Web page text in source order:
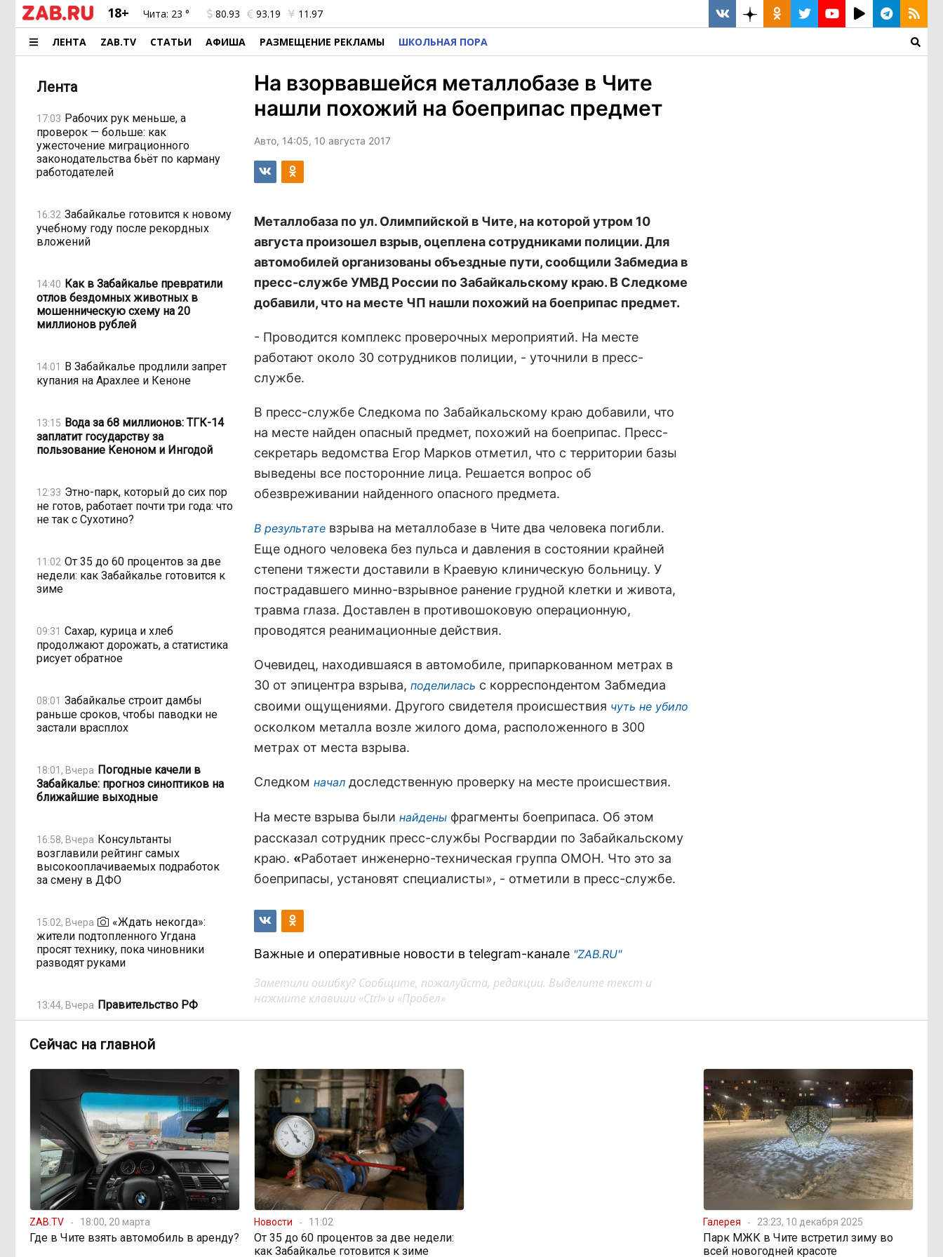
18+ Чита: 23 ° 80.93 93.19 11.97
ЛЕНТА ZAB.TV СТАТЬИ АФИША РАЗМЕЩЕНИЕ РЕКЛАМЫ ШКОЛЬНАЯ ПОРА
Лента
17:03 Рабочих рук меньше, а
проверок — больше: как
ужесточение миграционного
законодательства бьёт по карману
работодателей
16:32 Забайкалье готовится к новому
учебному году после рекордных
вложений
14:40 Как в Забайкалье превратили
отлов бездомных животных в
мошенническую схему на 20
миллионов рублей
14:01 В Забайкалье продлили запрет
купания на Арахлее и Кеноне
13:15 Вода за 68 миллионов: ТГК-14
заплатит государству за
пользование Кеноном и Ингодой
12:33 Этно-парк, который до сих пор
не готов, работает почти три года: что
не так с Сухотино?
11:02 От 35 до 60 процентов за две
недели: как Забайкалье готовится к
зиме
09:31 Сахар, курица и хлеб
продолжают дорожать, а статистика
рисует обратное
08:01 Забайкалье строит дамбы
раньше сроков, чтобы паводки не
застали врасплох
18:01, Вчера Погодные качели в
Забайкалье: прогноз синоптиков на
ближайшие выходные
16:58, Вчера Консультанты
возглавили рейтинг самых
высокооплачиваемых подработок
за смену в ДФО
15:02, Вчера
«Ждать некогда»:
жители подтопленного Угдана
просят технику, пока чиновники
разводят руками
13:44, Вчера Правительство РФ
легализует топливо стандарта
Власти: Забайкалье
переживает туристический бум
11:05, Вчера «В большинстве
регионов индексация прошла с 1
января»: почему Забайкалье
задержало повышение зарплат
бюджетникам
10:16, Вчера
В Каларском округе
подрядчик и чиновник попали под
На взорвавшейся металлобазе в Чите
нашли похожий на боеприпас предмет
Авто, 14:05, 10 августа 2017
Металлобаза по ул. Олимпийской в Чите, на которой утром 10
августа произошел взрыв, оцеплена сотрудниками полиции. Для
автомобилей организованы объездные пути, сообщили Забмедиа в
пресс-службе УМВД России по Забайкальскому краю. В Следкоме
добавили, что на месте ЧП нашли похожий на боеприпас предмет.
- Проводится комплекс проверочных мероприятий. На месте
работают около 30 сотрудников полиции, - уточнили в пресс-
службе.
В пресс-службе Следкома по Забайкальскому краю добавили, что
на месте найден опасный предмет, похожий на боеприпас. Пресс-
секретарь ведомства Егор Марков отметил, что с территории базы
выведены все посторонние лица. Решается вопрос об
обезвреживании найденного опасного предмета.
В результате взрыва на металлобазе в Чите два человека погибли.
Еще одного человека без пульса и давления в состоянии крайней
степени тяжести доставили в Краевую клиническую больницу. У
пострадавшего минно-взрывное ранение грудной клетки и живота,
травма глаза. Доставлен в противошоковую операционную,
проводятся реанимационные действия.
Очевидец, находившаяся в автомобиле, припаркованном метрах в
30 от эпицентра взрыва, поделилась с корреспондентом Забмедиа
своими ощущениями. Другого свидетеля происшествия чуть не убило
осколком металла возле жилого дома, расположенного в 300
метрах от места взрыва.
Следком начал доследственную проверку на месте происшествия.
На месте взрыва были найдены фрагменты боеприпаса. Об этом
рассказал сотрудник пресс-службы Росгвардии по Забайкальскому
краю. «Работает инженерно-техническая группа ОМОН. Что это за
боеприпасы, установят специалисты», - отметили в пресс-службе.
Важные и оперативные новости в telegram-канале "ZAB.RU"
Заметили ошибку? Сообщите, пожалуйста, редакции. Выделите текст и
нажмите клавиши «Ctrl» и «Пробел»
Сейчас на главной
ZAB.TV 18:00, 20 марта
Где в Чите взять автомобиль в аренду?
Новости 11:02
От 35 до 60 процентов за две недели:
как Забайкалье готовится к зиме
Галерея 23:23, 10 декабря 2025
Парк МЖК в Чите встретил зиму во
всей новогодней красоте